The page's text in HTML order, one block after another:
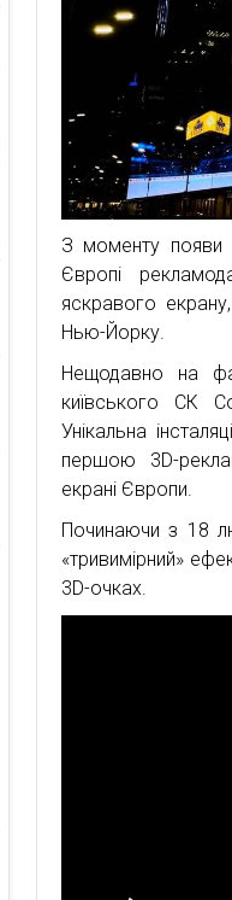
З моменту появи
Європі
яскравого
Нью-Йорку.
Нещодавно на
київського СК
Унікальна
першою 3D-
екрані Європи.
Починаючи з 18
«тривимірний»
3D-очках.